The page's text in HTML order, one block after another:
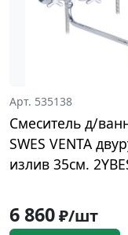
Арт. 535138
Смеситель д/
SWES VENTA
излив 35см.
6 860₽/шт